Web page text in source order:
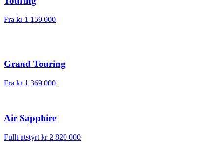
Fra kr 1 159 000
Grand Touring
Fra kr 1 369 000
Air Sapphire
Fullt utstyrt kr 2 820 000